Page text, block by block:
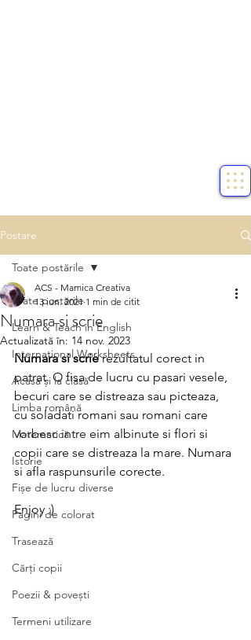
Postare
Toate postările
Learn & Teach in English
International Worksheets
Acasă și la clasă
Limba română
Matematică
Istorie
Fișe de lucru diverse
Pagini de colorat
Trasează
Cărți copii
Poezii & povești
Termeni utilizare
Toate postările
Numara si scrie
ACS - Mamica Creativa
13 iun. 2021 1 min de citit
Actualizată în: 14 nov. 2023
Numara si scrie rezultatul corect in
patrat. O fisa de lucru cu pasari vesele,
becuri care se distreaza sau picteaza,
cu soladati romani sau romani care
vorbesc intre eim albinute si flori si
copii care se distreaza la mare. Numara
si afla raspunsurile corecte.
Enjoy :)